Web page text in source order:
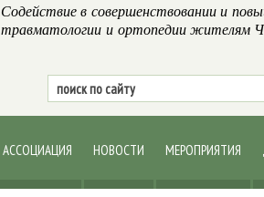
Содействие в совершенствовании и
травматологии и ортопедии жителям
АССОЦИАЦИЯ НОВОСТИ МЕРОПРИЯТИЯ